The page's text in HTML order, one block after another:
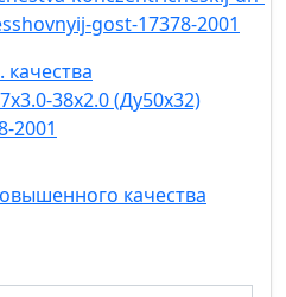
38х2.0 (Ду50х32)
2001
качества